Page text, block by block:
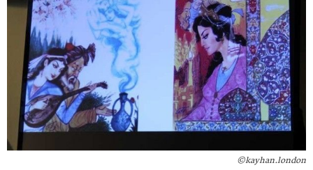
kayhan.london©